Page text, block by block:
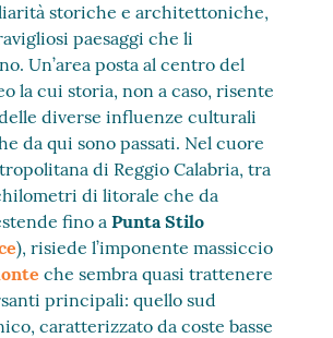
storiche e architettoniche,
paesaggi che li
Un’area posta al centro del
la cui storia, non a caso, risente
diverse influenze culturali
da qui sono passati. Nel cuore
di Reggio Calabria, tra
di litorale che da
fino aPunta Stilo
), risiede l’imponente massiccio
che sembra quasi trattenere
principali: quello sud
caratterizzato da coste basse